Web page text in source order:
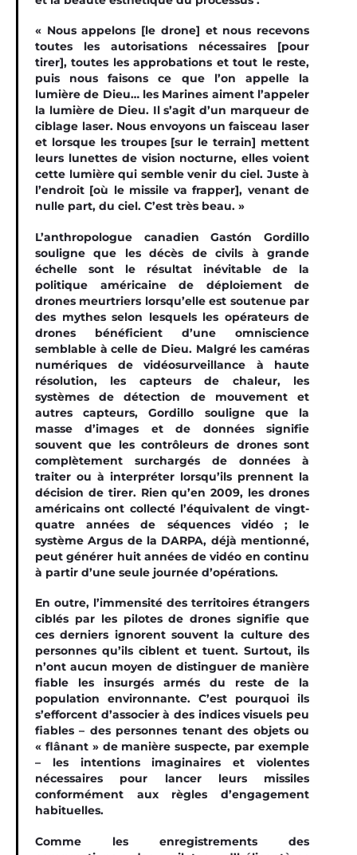
« Nous appelons [le drone] et nous recevons
toutes les autorisations nécessaires [pour
tirer], toutes les approbations et tout le reste,
puis nous faisons ce que l’on appelle la
lumière de Dieu… les Marines aiment l’appeler
la lumière de Dieu. Il s’agit d’un marqueur de
ciblage laser. Nous envoyons un faisceau laser
et lorsque les troupes [sur le terrain] mettent
leurs lunettes de vision nocturne, elles voient
cette lumière qui semble venir du ciel. Juste à
l’endroit [où le missile va frapper], venant de
nulle part, du ciel. C’est très beau. »
L’anthropologue canadien Gastón Gordillo
souligne que les décès de civils à grande
échelle sont le résultat inévitable de la
politique américaine de déploiement de
drones meurtriers lorsqu’elle est soutenue par
des mythes selon lesquels les opérateurs de
drones bénéficient d’une omniscience
semblable à celle de Dieu. Malgré les caméras
numériques de vidéosurveillance à haute
résolution, les capteurs de chaleur, les
systèmes de détection de mouvement et
autres capteurs, Gordillo souligne que la
masse d’images et de données signifie
souvent que les contrôleurs de drones sont
complètement surchargés de données à
traiter ou à interpréter lorsqu’ils prennent la
décision de tirer. Rien qu’en 2009, les drones
américains ont collecté l’équivalent de vingt-
quatre années de séquences vidéo ; le
système Argus de la DARPA, déjà mentionné,
peut générer huit années de vidéo en continu
à partir d’une seule journée d’opérations.
En outre, l’immensité des territoires étrangers
ciblés par les pilotes de drones signifie que
ces derniers ignorent souvent la culture des
personnes qu’ils ciblent et tuent. Surtout, ils
n’ont aucun moyen de distinguer de manière
fiable les insurgés armés du reste de la
population environnante. C’est pourquoi ils
s’efforcent d’associer à des indices visuels peu
fiables – des personnes tenant des objets ou
« flânant » de manière suspecte, par exemple
– les intentions imaginaires et violentes
nécessaires pour lancer leurs missiles
conformément aux règles d’engagement
habituelles.
Comme les enregistrements des